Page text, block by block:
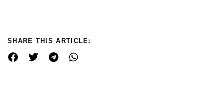
SHARE THIS ARTICLE: